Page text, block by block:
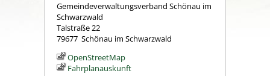
Gemeindeverwaltungsverband Schönau im
Schwarzwald
Talstraße 22
79677 Schönau im Schwarzwald
OpenStreetMap
Fahrplanauskunft